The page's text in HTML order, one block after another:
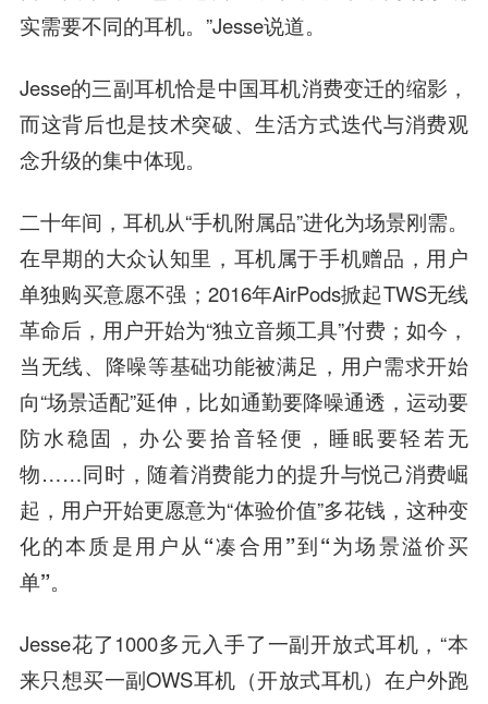
实需要不同的耳机。”Jesse说道。
Jesse的三副耳机恰是中国耳机消费变迁的缩影，
而这背后也是技术突破、生活方式迭代与消费观
念升级的集中体现。
二十年间，耳机从“手机附属品”进化为场景刚需。
在早期的大众认知里，耳机属于手机赠品，用户
单独购买意愿不强；2016年AirPods掀起TWS无线
革命后，用户开始为“独立音频工具”付费；如今，
当无线、降噪等基础功能被满足，用户需求开始
向“场景适配”延伸，比如通勤要降噪通透，运动要
防水稳固，办公要拾音轻便，睡眠要轻若无
物……同时，随着消费能力的提升与悦己消费崛
起，用户开始更愿意为“体验价值”多花钱， 这种变
化的本质是用户从“凑合用”到“为场景溢价买
单”。
Jesse花了1000多元入手了一副开放式耳机，“本
来只想买一副OWS耳机（开放式耳机）在户外跑